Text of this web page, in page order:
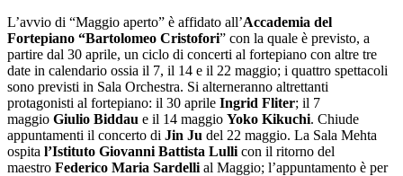
L’avvio di “Maggio aperto” è affidato all’Accademia del
Fortepiano “Bartolomeo Cristofori” con la quale è previsto, a
partire dal 30 aprile, un ciclo di concerti al fortepiano con altre tre
date in calendario ossia il 7, il 14 e il 22 maggio; i quattro spettacoli
sono previsti in Sala Orchestra. Si alterneranno altrettanti
protagonisti al fortepiano: il 30 aprile Ingrid Fliter; il 7
maggio Giulio Biddau e il 14 maggio Yoko Kikuchi. Chiude
appuntamenti il concerto di Jin Ju del 22 maggio. La Sala Mehta
ospita l’Istituto Giovanni Battista Lulli con il ritorno del
maestro Federico Maria Sardelli al Maggio; l’appuntamento è per